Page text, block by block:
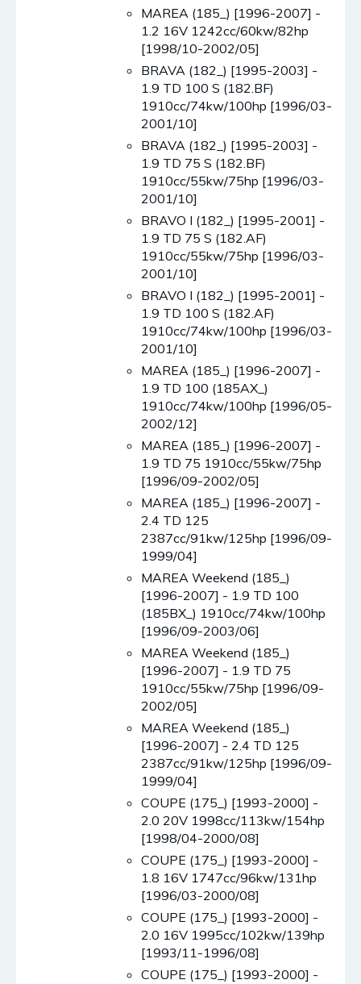
MAREA (185_) [1996-2007] -
1.2 16V 1242cc/60kw/82hp
[1998/10-2002/05]
BRAVA (182_) [1995-2003] -
1.9 TD 100 S (182.BF)
1910cc/74kw/100hp [1996/03-
2001/10]
BRAVA (182_) [1995-2003] -
1.9 TD 75 S (182.BF)
1910cc/55kw/75hp [1996/03-
2001/10]
BRAVO I (182_) [1995-2001] -
1.9 TD 75 S (182.AF)
1910cc/55kw/75hp [1996/03-
2001/10]
BRAVO I (182_) [1995-2001] -
1.9 TD 100 S (182.AF)
1910cc/74kw/100hp [1996/03-
2001/10]
MAREA (185_) [1996-2007] -
1.9 TD 100 (185AX_)
1910cc/74kw/100hp [1996/05-
2002/12]
MAREA (185_) [1996-2007] -
1.9 TD 75 1910cc/55kw/75hp
[1996/09-2002/05]
MAREA (185_) [1996-2007] -
2.4 TD 125
2387cc/91kw/125hp [1996/09-
1999/04]
MAREA Weekend (185_)
[1996-2007] - 1.9 TD 100
(185BX_) 1910cc/74kw/100hp
[1996/09-2003/06]
MAREA Weekend (185_)
[1996-2007] - 1.9 TD 75
1910cc/55kw/75hp [1996/09-
2002/05]
MAREA Weekend (185_)
[1996-2007] - 2.4 TD 125
2387cc/91kw/125hp [1996/09-
1999/04]
COUPE (175_) [1993-2000] -
2.0 20V 1998cc/113kw/154hp
[1998/04-2000/08]
COUPE (175_) [1993-2000] -
1.8 16V 1747cc/96kw/131hp
[1996/03-2000/08]
COUPE (175_) [1993-2000] -
2.0 16V 1995cc/102kw/139hp
[1993/11-1996/08]
COUPE (175_) [1993-2000] -